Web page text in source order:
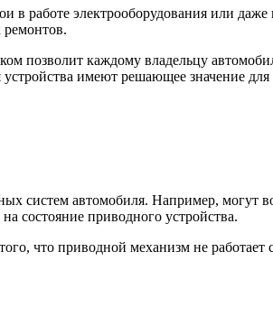
в работе электрооборудования или
ремонтов.
позволит каждому владельцу
имеют решающее значение для
систем автомобиля. Например, могут
состояние приводного устройства.
что приводной механизм не работает